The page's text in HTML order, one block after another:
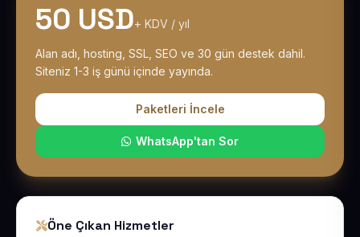
50 USD+ KDV / yıl
Alan adı, hosting, SSL, SEO ve 30 gün destek dahil.
Siteniz 1-3 iş günü içinde yayında.
Paketleri İncele
WhatsApp'tan Sor
Öne Çıkan Hizmetler